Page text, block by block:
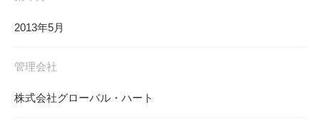
2013年5月
管理会社
株式会社グローバル・ハート